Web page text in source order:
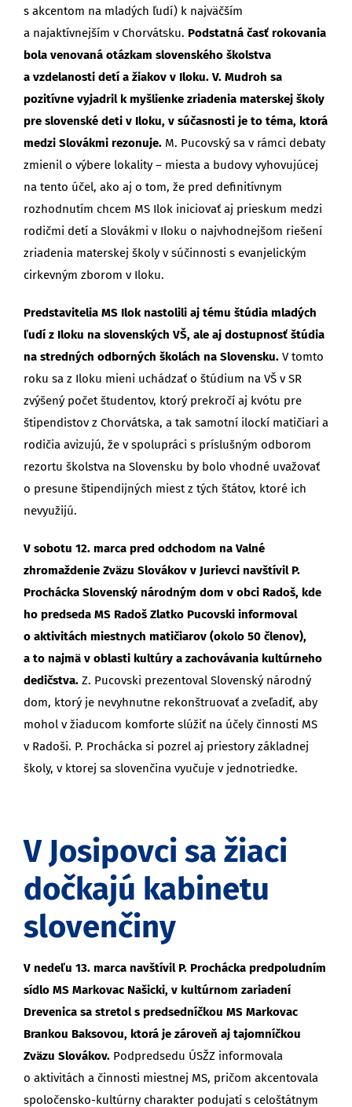
s akcentom na mladých ľudí) k najväčším
a najaktívnejším v Chorvátsku. Podstatná časť rokovania
bola venovaná otázkam slovenského školstva
a vzdelanosti detí a žiakov v Iloku. V. Mudroh sa
pozitívne vyjadril k myšlienke zriadenia materskej školy
pre slovenské deti v Iloku, v súčasnosti je to téma, ktorá
medzi Slovákmi rezonuje. M. Pucovský sa v rámci debaty
zmienil o výbere lokality – miesta a budovy vyhovujúcej
na tento účel, ako aj o tom, že pred definitívnym
rozhodnutím chcem MS Ilok iniciovať aj prieskum medzi
rodičmi detí a Slovákmi v Iloku o najvhodnejšom riešení
zriadenia materskej školy v súčinnosti s evanjelickým
cirkevným zborom v Iloku.
Predstavitelia MS Ilok nastolili aj tému štúdia mladých
ľudí z Iloku na slovenských VŠ, ale aj dostupnosť štúdia
na stredných odborných školách na Slovensku. V tomto
roku sa z Iloku mieni uchádzať o štúdium na VŠ v SR
zvýšený počet študentov, ktorý prekročí aj kvótu pre
štipendistov z Chorvátska, a tak samotní ilockí matičiari a
rodičia avizujú, že v spolupráci s príslušným odborom
rezortu školstva na Slovensku by bolo vhodné uvažovať
o presune štipendijných miest z tých štátov, ktoré ich
nevyužijú.
V sobotu 12. marca pred odchodom na Valné
zhromaždenie Zväzu Slovákov v Jurievci navštívil P.
Prochácka Slovenský národným dom v obci Radoš, kde
ho predseda MS Radoš Zlatko Pucovski informoval
o aktivitách miestnych matičiarov (okolo 50 členov),
a to najmä v oblasti kultúry a zachovávania kultúrneho
dedičstva. Z. Pucovski prezentoval Slovenský národný
dom, ktorý je nevyhnutne rekonštruovať a zveľadiť, aby
mohol v žiaducom komforte slúžiť na účely činnosti MS
v Radoši. P. Prochácka si pozrel aj priestory základnej
školy, v ktorej sa slovenčina vyučuje v jednotriedke.
V Josipovci sa žiaci
dočkajú kabinetu
slovenčiny
V nedeľu 13. marca navštívil P. Prochácka predpoludním
sídlo MS Markovac Našicki, v kultúrnom zariadení
Drevenica sa stretol s predsedníčkou MS Markovac
Brankou Baksovou, ktorá je zároveň aj tajomníčkou
Zväzu Slovákov. Podpredsedu ÚSŽZ informovala
o aktivitách a činnosti miestnej MS, pričom akcentovala
spoločensko-kultúrny charakter podujatí s celoštátnym